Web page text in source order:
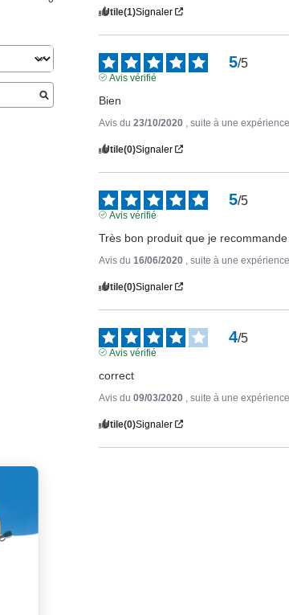
Utile(1)Signaler
5/5
Avis vérifié
Bien
Avis du23/10/2020 , suite à une
Utile(0)Signaler
5/5
Avis vérifié
Très bon produit que je
Avis du 16/06/2020 , suite à une
Utile(0)Signaler
4/5
Avis vérifié
correct
Avis du09/03/2020 , suite à une
Utile(0)Signaler